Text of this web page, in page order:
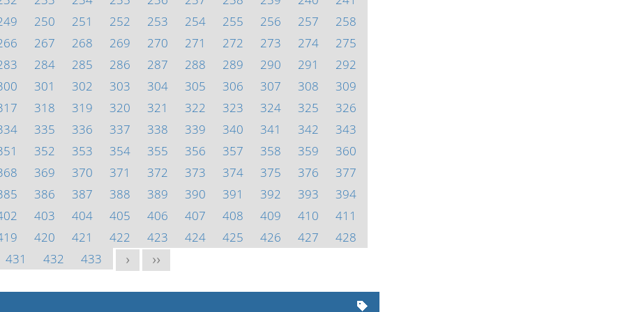
250 251 252 253 254 255 256 257
258
267 268 269 270 271 272 273 274
275
284 285 286 287 288 289 290 291
292
301 302 303 304 305 306 307 308
309
318 319 320 321 322 323 324 325
326
335 336 337 338 339 340 341 342
343
352 353 354 355 356 357 358 359
360
369 370 371 372 373 374 375 376
377
386 387 388 389 390 391 392 393
394
403 404 405 406 407 408 409 410
411
420 421 422 423 424 425 426 427
428
431
432 433 > >>